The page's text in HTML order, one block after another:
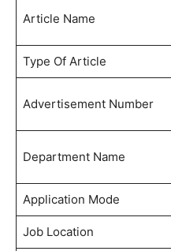
Article Name
Type Of Article
Advertisement Number
Department Name
Application Mode
Job Location